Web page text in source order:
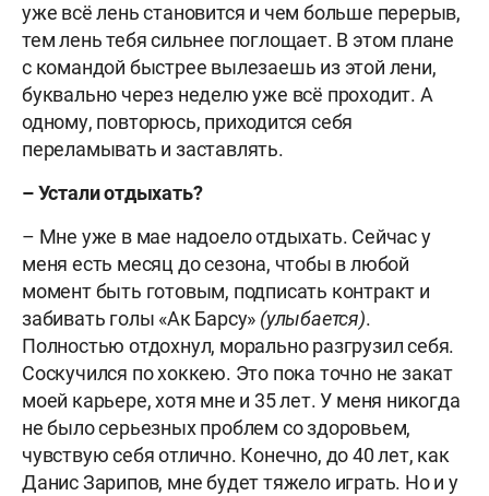
уже всё лень становится и чем больше перерыв,
тем лень тебя сильнее поглощает. В этом плане
с командой быстрее вылезаешь из этой лени,
буквально через неделю уже всё проходит. А
одному, повторюсь, приходится себя
переламывать и заставлять.
–Устали отдыхать?
– Мне уже в мае надоело отдыхать. Сейчас у
меня есть месяц до сезона, чтобы в любой
момент быть готовым, подписать контракт и
забивать голы «Ак Барсу» (улыбается).
Полностью отдохнул, морально разгрузил себя.
Соскучился по хоккею. Это пока точно не закат
моей карьере, хотя мне и 35 лет. У меня никогда
не было серьезных проблем со здоровьем,
чувствую себя отлично. Конечно, до 40 лет, как
Данис Зарипов, мне будет тяжело играть. Но и у